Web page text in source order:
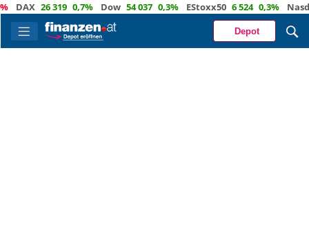
26 319 0,7% Dow 54 037 0,3% EStoxx50 6 524 0,3% Nasdaq
Depot